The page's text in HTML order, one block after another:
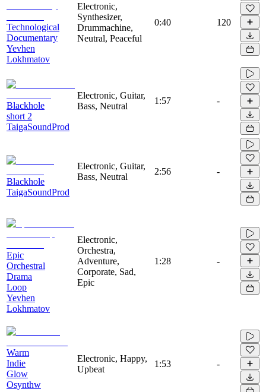
Technological
Documentary
Yevhen
Lokhmatov
Electronic,
Synthesizer,
Drummachine,
Neutral, Peaceful
0:40 120
Blackhole
short 2
TaigaSoundProd
Electronic, Guitar,
Bass, Neutral
1:57 -
Blackhole
TaigaSoundProd
Electronic, Guitar,
Bass, Neutral
2:56 -
Epic
Orchestral
Drama
Loop
Yevhen
Lokhmatov
Electronic,
Orchestra,
Adventure,
Corporate, Sad,
Epic
1:28 -
Warm
Indie
Glow
Osynthw
Electronic, Happy,
Upbeat
1:53 -